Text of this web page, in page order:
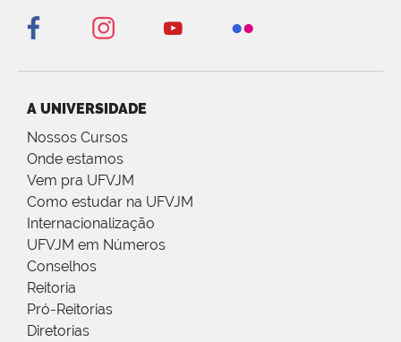
A UNIVERSIDADE
Nossos Cursos
Onde estamos
Vem pra UFVJM
Como estudar na UFVJM
Internacionalização
UFVJM em Números
Conselhos
Reitoria
Pró-Reitorias
Diretorias